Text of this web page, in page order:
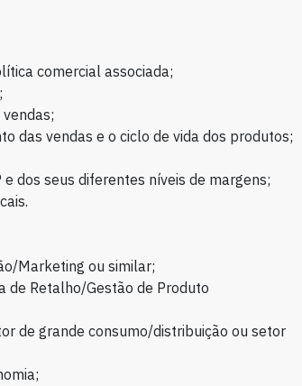
comercial associada;
das vendas e o ciclo de vida dos produtos;
dos seus diferentes níveis de margens;
Marketing ou similar;
de Retalho/Gestão de Produto
de grande consumo/distribuição ou setor